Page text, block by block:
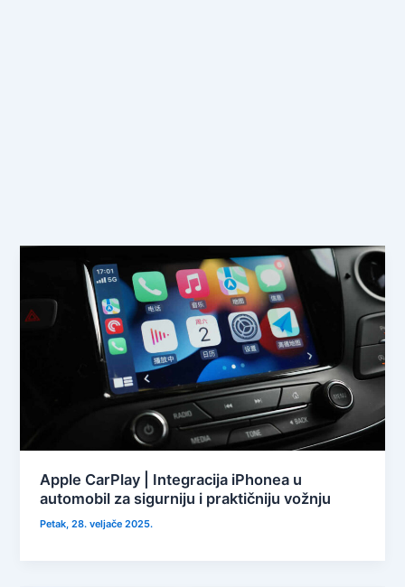
Apple CarPlay | Integracija iPhonea u
automobil za sigurniju i praktičniju vožnju
Petak, 28. veljače 2025.